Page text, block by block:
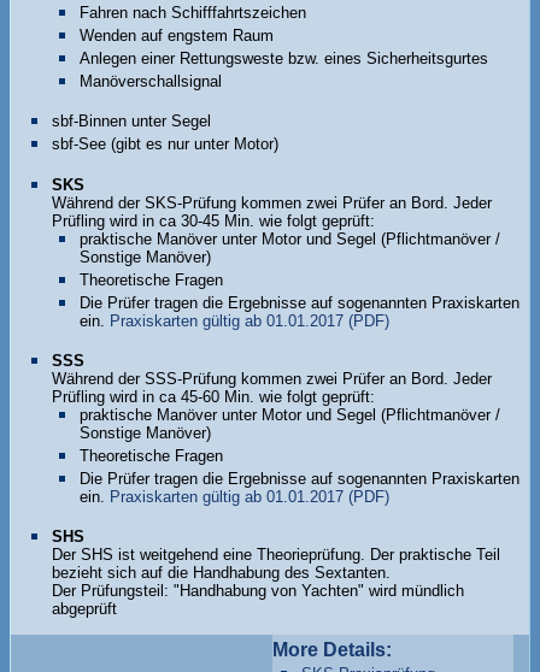
Fahren nach Schifffahrtszeichen
Wenden auf engstem Raum
Anlegen einer Rettungsweste bzw. eines Sicherheitsgurtes
Manöverschallsignal
sbf-Binnen unter Segel
sbf-See (gibt es nur unter Motor)
SKS
Während der SKS-Prüfung kommen zwei Prüfer an Bord. Jeder
Prüfling wird in ca 30-45 Min. wie folgt geprüft:
praktische Manöver unter Motor und Segel (Pflichtmanöver /
Sonstige Manöver)
Theoretische Fragen
Die Prüfer tragen die Ergebnisse auf sogenannten Praxiskarten
ein.
Praxiskarten gültig ab 01.01.2017 (PDF)
SSS
Während der SSS-Prüfung kommen zwei Prüfer an Bord. Jeder
Prüfling wird in ca 45-60 Min. wie folgt geprüft:
praktische Manöver unter Motor und Segel (Pflichtmanöver /
Sonstige Manöver)
Theoretische Fragen
Die Prüfer tragen die Ergebnisse auf sogenannten Praxiskarten
ein.
Praxiskarten gültig ab 01.01.2017 (PDF)
SHS
Der SHS ist weitgehend eine Theorieprüfung. Der praktische Teil
bezieht sich auf die Handhabung des Sextanten.
Der Prüfungsteil: "Handhabung von Yachten" wird mündlich
abgeprüft
More Details: